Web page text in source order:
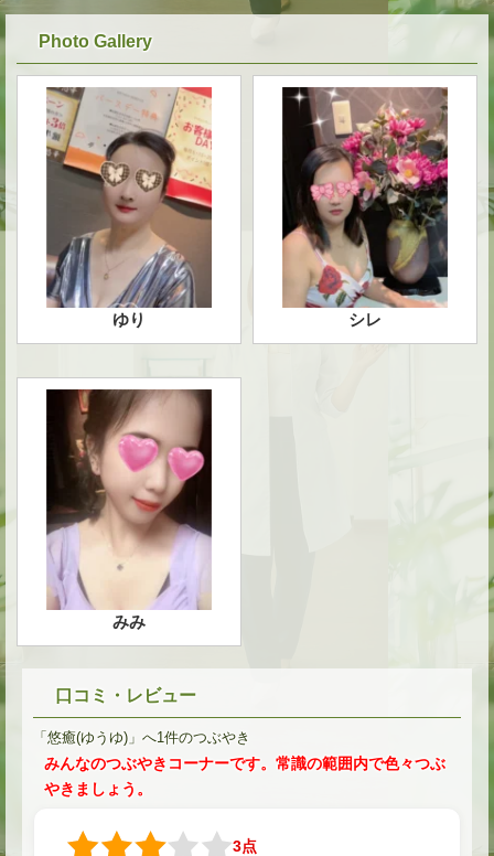
Photo Gallery
ゆり シレ
みみ
口コミ・レビュー
「悠癒(ゆうゆ)」へ1件のつぶやき
みんなのつぶやきコーナーです。常識の範囲内で色々つぶ
やきましょう。
3点